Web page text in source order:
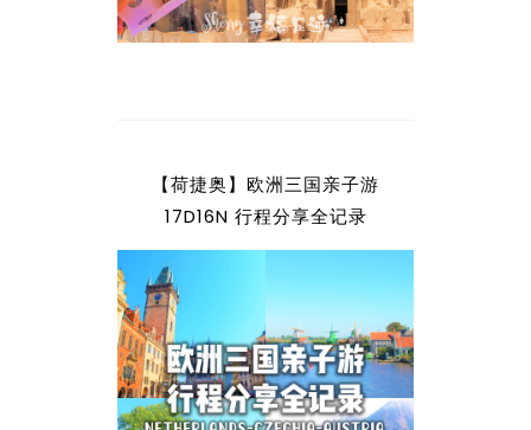
【荷捷奥】欧洲三国亲子游
17D16N 行程分享全记录